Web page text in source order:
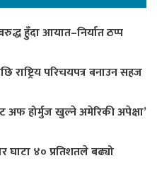
हुँदा आयात–निर्यात ठप्प
राष्ट्रिय परिचयपत्र बनाउन सहज
अफ होर्मुज खुल्ने अमेरिकी अपेक्षा’
घाटा ४० प्रतिशतले बढ्यो